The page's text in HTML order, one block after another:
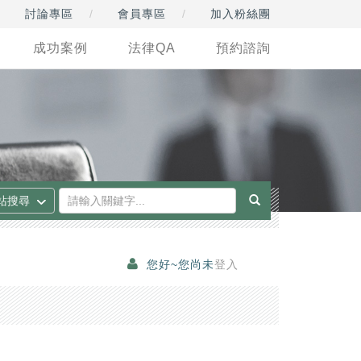
討論專區 會員專區 加入粉絲團
成功案例 法律QA 預約諮詢
您好~您尚未登入